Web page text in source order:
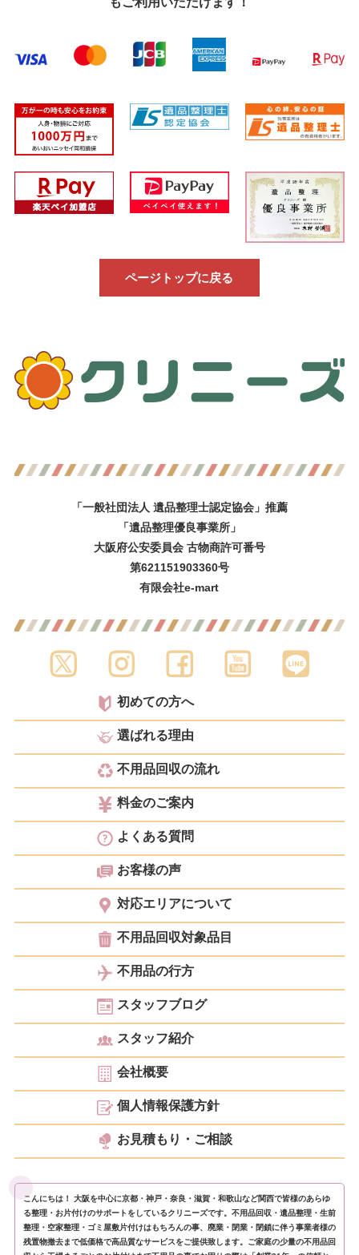
ページトップに戻る
「一般社団法人 遺品整理士認定協会」推薦
「遺品整理優良事業所」
大阪府公安委員会 古物商許可番号
第621151903360号
有限会社e-mart
初めての方へ
選ばれる理由
不用品回収の流れ
料金のご案内
よくある質問
お客様の声
対応エリアについて
不用品回収対象品目
不用品の行方
スタッフブログ
スタッフ紹介
会社概要
個人情報保護方針
お見積もり・ご相談
こんにちは！ 大阪を中心に京都・神戸・奈良・滋賀・和歌山など関西で皆様のあらゆ
る整理・お片付けのサポートをしているクリニーズです。不用品回収・遺品整理・生前
整理・空家整理・ゴミ屋敷片付けはもちろんの事、廃業・閉業・閉鎖に伴う事業者様の
残置物撤去まで低価格で高品質なサービスをご提供致します。ご家庭の少量の不用品回